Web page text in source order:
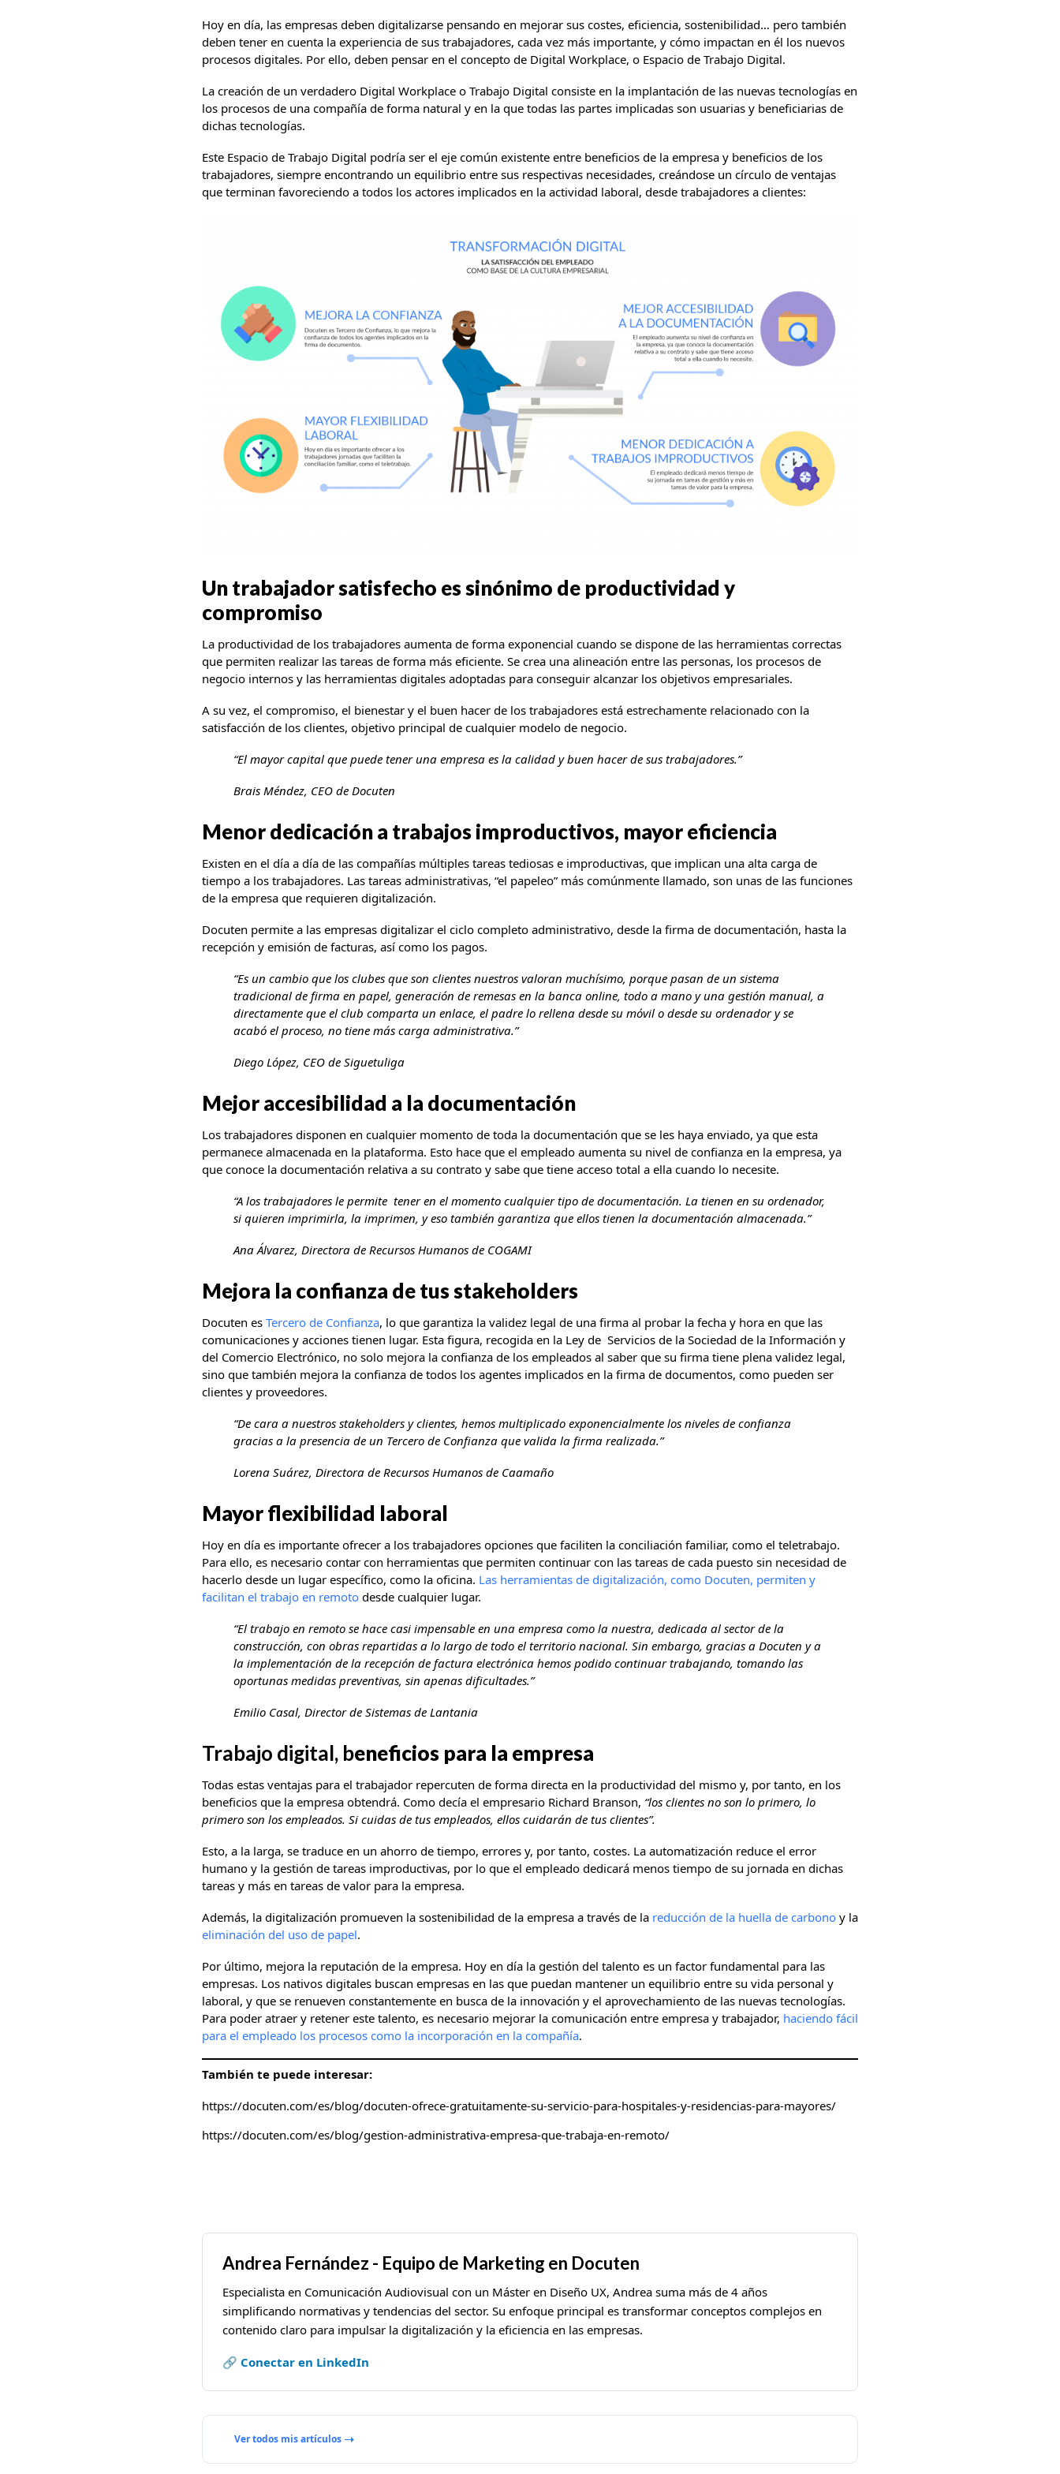
Hoy en día, las empresas deben digitalizarse pensando en mejorar sus costes, eficiencia, sostenibilidad… pero también
deben tener en cuenta la experiencia de sus trabajadores, cada vez más importante, y cómo impactan en él los nuevos
procesos digitales. Por ello, deben pensar en el concepto de Digital Workplace, o Espacio de Trabajo Digital.
La creación de un verdadero Digital Workplace o Trabajo Digital consiste en la implantación de las nuevas tecnologías en
los procesos de una compañía de forma natural y en la que todas las partes implicadas son usuarias y beneficiarias de
dichas tecnologías.
Este Espacio de Trabajo Digital podría ser el eje común existente entre beneficios de la empresa y beneficios de los
trabajadores, siempre encontrando un equilibrio entre sus respectivas necesidades, creándose un círculo de ventajas
que terminan favoreciendo a todos los actores implicados en la actividad laboral, desde trabajadores a clientes:
Un trabajador satisfecho es sinónimo de productividad y
compromiso
La productividad de los trabajadores aumenta de forma exponencial cuando se dispone de las herramientas correctas
que permiten realizar las tareas de forma más eficiente. Se crea una alineación entre las personas, los procesos de
negocio internos y las herramientas digitales adoptadas para conseguir alcanzar los objetivos empresariales.
A su vez, el compromiso, el bienestar y el buen hacer de los trabajadores está estrechamente relacionado con la
satisfacción de los clientes, objetivo principal de cualquier modelo de negocio.
“El mayor capital que puede tener una empresa es la calidad y buen hacer de sus trabajadores.”
Brais Méndez, CEO de Docuten
Menor dedicación a trabajos improductivos, mayor eficiencia
Existen en el día a día de las compañías múltiples tareas tediosas e improductivas, que implican una alta carga de
tiempo a los trabajadores. Las tareas administrativas, “el papeleo” más comúnmente llamado, son unas de las funciones
de la empresa que requieren digitalización.
Docuten permite a las empresas digitalizar el ciclo completo administrativo, desde la firma de documentación, hasta la
recepción y emisión de facturas, así como los pagos.
“Es un cambio que los clubes que son clientes nuestros valoran muchísimo, porque pasan de un sistema
tradicional de firma en papel, generación de remesas en la banca online, todo a mano y una gestión manual, a
directamente que el club comparta un enlace, el padre lo rellena desde su móvil o desde su ordenador y se
acabó el proceso, no tiene más carga administrativa.”
Diego López, CEO de Siguetuliga
Mejor accesibilidad a la documentación
Los trabajadores disponen en cualquier momento de toda la documentación que se les haya enviado, ya que esta
permanece almacenada en la plataforma. Esto hace que el empleado aumenta su nivel de confianza en la empresa, ya
que conoce la documentación relativa a su contrato y sabe que tiene acceso total a ella cuando lo necesite.
“A los trabajadores le permite tener en el momento cualquier tipo de documentación. La tienen en su ordenador,
si quieren imprimirla, la imprimen, y eso también garantiza que ellos tienen la documentación almacenada.”
Ana Álvarez, Directora de Recursos Humanos de COGAMI
Mejora la confianza de tus stakeholders
Docuten es Tercero de Confianza, lo que garantiza la validez legal de una firma al probar la fecha y hora en que las
comunicaciones y acciones tienen lugar. Esta figura, recogida en la Ley de Servicios de la Sociedad de la Información y
del Comercio Electrónico, no solo mejora la confianza de los empleados al saber que su firma tiene plena validez legal,
sino que también mejora la confianza de todos los agentes implicados en la firma de documentos, como pueden ser
clientes y proveedores.
“De cara a nuestros stakeholders y clientes, hemos multiplicado exponencialmente los niveles de confianza
gracias a la presencia de un Tercero de Confianza que valida la firma realizada.”
Lorena Suárez, Directora de Recursos Humanos de Caamaño
Mayor flexibilidad laboral
Hoy en día es importante ofrecer a los trabajadores opciones que faciliten la conciliación familiar, como el teletrabajo.
Para ello, es necesario contar con herramientas que permiten continuar con las tareas de cada puesto sin necesidad de
hacerlo desde un lugar específico, como la oficina. Las herramientas de digitalización, como Docuten, permiten y
facilitan el trabajo en remotodesde cualquier lugar.
“El trabajo en remoto se hace casi impensable en una empresa como la nuestra, dedicada al sector de la
construcción, con obras repartidas a lo largo de todo el territorio nacional. Sin embargo, gracias a Docuten y a
la implementación de la recepción de factura electrónica hemos podido continuar trabajando, tomando las
oportunas medidas preventivas, sin apenas dificultades.”
Emilio Casal, Director de Sistemas de Lantania
Trabajo digital, beneficios para la empresa
Todas estas ventajas para el trabajador repercuten de forma directa en la productividad del mismo y, por tanto, en los
beneficios que la empresa obtendrá. Como decía el empresario Richard Branson, “los clientes no son lo primero, lo
primero son los empleados. Si cuidas de tus empleados, ellos cuidarán de tus clientes”.
Esto, a la larga, se traduce en un ahorro de tiempo, errores y, por tanto, costes. La automatización reduce el error
humano y la gestión de tareas improductivas, por lo que el empleado dedicará menos tiempo de su jornada en dichas
tareas y más en tareas de valor para la empresa.
Además, la digitalización promueven la sostenibilidad de la empresa a través de la reducción de la huella de carbonoy la
eliminación del uso de papel.
Por último, mejora la reputación de la empresa. Hoy en día la gestión del talento es un factor fundamental para las
empresas. Los nativos digitales buscan empresas en las que puedan mantener un equilibrio entre su vida personal y
laboral, y que se renueven constantemente en busca de la innovación y el aprovechamiento de las nuevas tecnologías.
Para poder atraer y retener este talento, es necesario mejorar la comunicación entre empresa y trabajador, haciendo fácil
para el empleado los procesos como la incorporación en la compañía.
También te puede interesar:
https://docuten.com/es/blog/docuten-ofrece-gratuitamente-su-servicio-para-hospitales-y-residencias-para-mayores/
https://docuten.com/es/blog/gestion-administrativa-empresa-que-trabaja-en-remoto/
Andrea Fernández - Equipo de Marketing en Docuten
Especialista en Comunicación Audiovisual con un Máster en Diseño UX, Andrea suma más de 4 años
simplificando normativas y tendencias del sector. Su enfoque principal es transformar conceptos complejos en
contenido claro para impulsar la digitalización y la eficiencia en las empresas.
🔗 Conectar en LinkedIn
Ver todos mis artículos